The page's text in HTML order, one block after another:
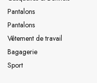
Pantalons
Pantalons
Vêtement de travail
Bagagerie
Sport